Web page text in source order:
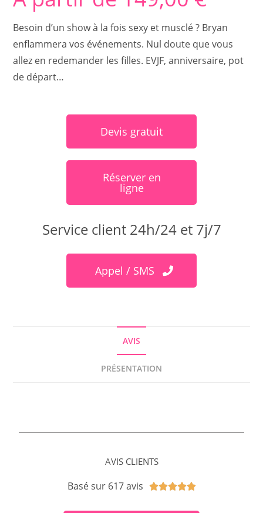
Besoin d’un show à la fois sexy et musclé ? Bryan
enflammera vos événements. Nul doute que vous
allez en redemander les filles. EVJF, anniversaire, pot
de départ…
Devis gratuit
Réserver en
ligne
Service client 24h/24 et 7j/7
Appel / SMS
AVIS
PRÉSENTATION
AVIS CLIENTS
Basé sur 617 avis 